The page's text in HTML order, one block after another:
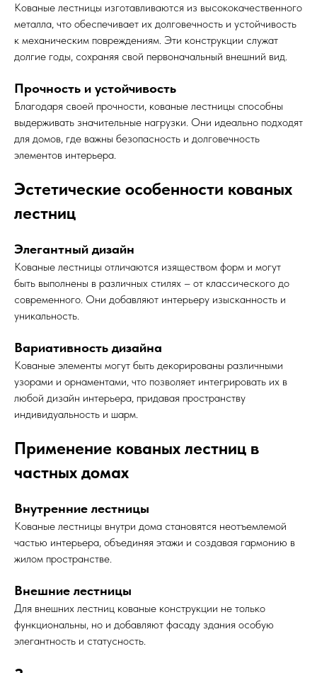
Кованые лестницы изготавливаются из высококачественного
металла, что обеспечивает их долговечность и устойчивость
к механическим повреждениям. Эти конструкции служат
долгие годы, сохраняя свой первоначальный внешний вид.
Прочность и устойчивость
Благодаря своей прочности, кованые лестницы способны
выдерживать значительные нагрузки. Они идеально подходят
для домов, где важны безопасность и долговечность
элементов интерьера.
Эстетические особенности кованых
лестниц
Элегантный дизайн
Кованые лестницы отличаются изяществом форм и могут
быть выполнены в различных стилях – от классического до
современного. Они добавляют интерьеру изысканность и
уникальность.
Вариативность дизайна
Кованые элементы могут быть декорированы различными
узорами и орнаментами, что позволяет интегрировать их в
любой дизайн интерьера, придавая пространству
индивидуальность и шарм.
Применение кованых лестниц в
частных домах
Внутренние лестницы
Кованые лестницы внутри дома становятся неотъемлемой
частью интерьера, объединяя этажи и создавая гармонию в
жилом пространстве.
Внешние лестницы
Для внешних лестниц кованые конструкции не только
функциональны, но и добавляют фасаду здания особую
элегантность и статусность.